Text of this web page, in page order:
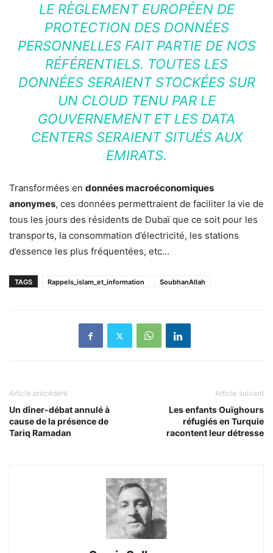
LE RÈGLEMENT EUROPÉEN DE
PROTECTION DES DONNÉES
PERSONNELLES FAIT PARTIE DE NOS
RÉFÉRENTIELS. TOUTES LES
DONNÉES SERAIENT STOCKÉES SUR
UN CLOUD TENU PAR LE
GOUVERNEMENT ET LES DATA
CENTERS SERAIENT SITUÉS AUX
EMIRATS.
Transformées en données macroéconomiques
anonymes, ces données permettraient de faciliter la vie de
tous les jours des résidents de Dubaï que ce soit pour les
transports, la consommation d’électricité, les stations
d’essence les plus fréquentées, etc…
TAGS Rappels_islam_et_information SoubhanAllah
Article précédent
Un dîner-débat annulé à
cause de la présence de
Tariq Ramadan
Article suivant
Les enfants Ouïghours
réfugiés en Turquie
racontent leur détresse